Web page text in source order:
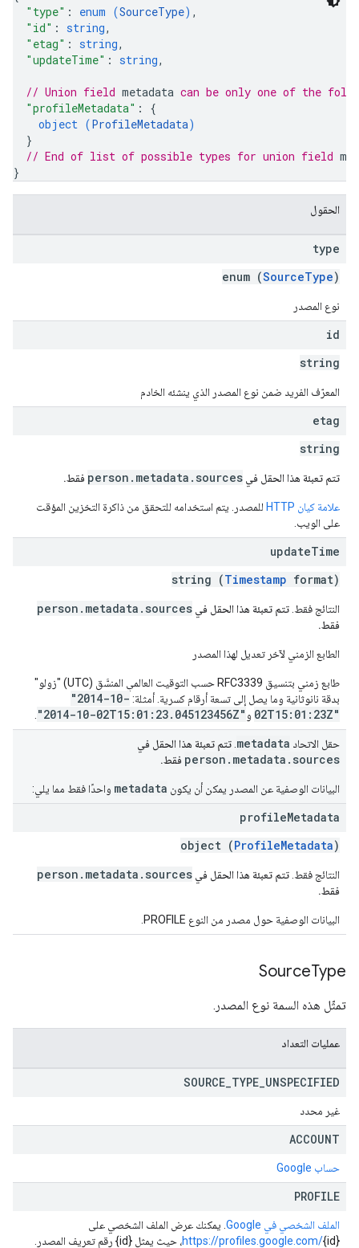
"type" : enum (SourceType) ,
"id" : string,
"etag" : string,
"updateTime" : string,
// Union field metadata can be only one of the
"profileMetadata" : {
object (ProfileMetadata)
}
// End of list of possible types for union field
}
الحقول
type
enum (SourceType)
نوع المصدر
id
string
المعرّف الفريد ضمن نوع المصدر الذي ينشئه الخادم
etag
string
تتم تعبئة هذا الحقل في person.metadata.sources فقط.
علامة كيان HTTP
للمصدر. يتم استخدامه للتحقق من ذاكرة التخزين المؤقت
على الويب.
updateTime
string (Timestamp format)
النتائج فقط. تتم تعبئة هذا الحقل في person.metadata.sources
فقط.
الطابع الزمني لآخر تعديل لهذا المصدر
طابع زمني بتنسيق RFC3339 حسب التوقيت العالمي المنسَّق (UTC) "زولو"
بدقة نانوثانية وما يصل إلى تسعة أرقام كسرية. أمثلة: "2014-10-
02T15:01:23Z" و "2014-10-02T15:01:23.045123456Z"
حقل الاتحاد metadata تتم تعبئة هذا الحقل في
person.metadata.sources فقط.
البيانات الوصفية عن المصدر يمكن أن يكون metadata واحدًا فقط مما يلي:
profileMetadata
object (ProfileMetadata)
النتائج فقط. تتم تعبئة هذا الحقل في person.metadata.sources
فقط.
البيانات الوصفية حول مصدر من النوع PROFILE.
SourceType
تمثّل هذه السمة نوع المصدر.
عمليات التعداد
SOURCE TYPE UNSPECIFIED
غير محدد
ACCOUNT
حساب Google
PROFILE
الملف الشخصي في Google
. يمكنك عرض الملف الشخصي على
https://profiles.google.com/{id}، حيث يمثل {id} رقم تعريف المصدر.